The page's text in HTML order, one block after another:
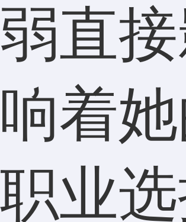
弱直
响着
职业